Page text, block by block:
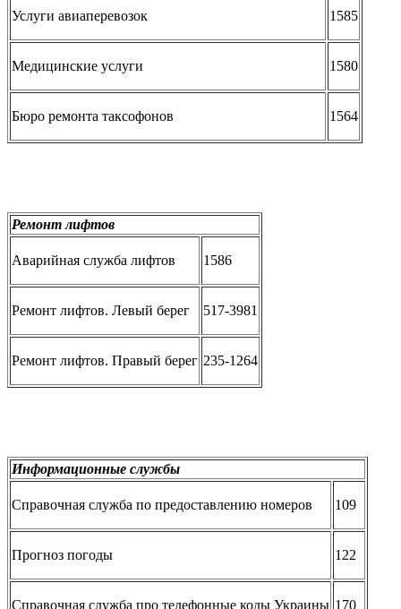
Услуги авиаперевозок 1585
Медицинские услуги 1580
Бюро ремонта таксофонов 1564
Ремонт лифтов
Аварийная служба лифтов 1586
Ремонт лифтов. Левый берег 517-3981
Ремонт лифтов. Правый берег 235-1264
Информационные службы
Справочная служба по предоставлению номеров 109
Прогноз погоды 122
Справочная служба про телефонные коды Украины 170